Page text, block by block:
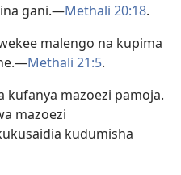
gani.—Methali 20:18.
malengo na kupima
Methali 21:5.
mazoezi pamoja.
mazoezi
kudumisha